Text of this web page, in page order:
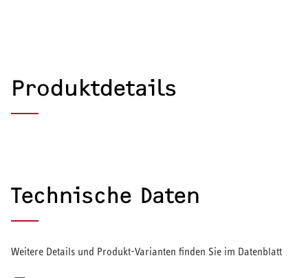
Produktdetails
Technische Daten
Weitere Details und Produkt-Varianten finden Sie im Datenblatt